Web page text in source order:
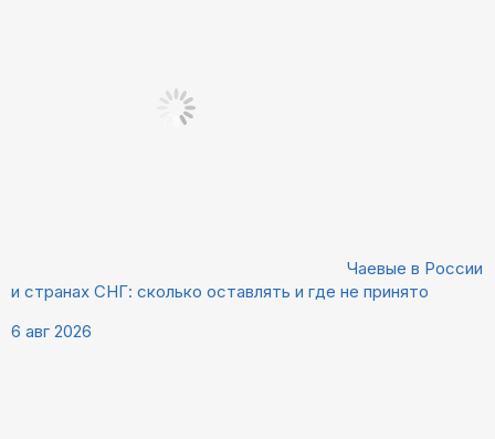
Чаевые в России
и странах СНГ: сколько оставлять и где не принято
6 авг 2026